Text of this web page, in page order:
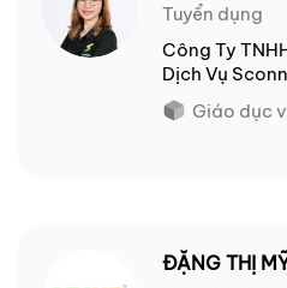
Tuyển dụng
Công Ty
Dịch Vụ
Giáo dục
ĐẶNG THỊ